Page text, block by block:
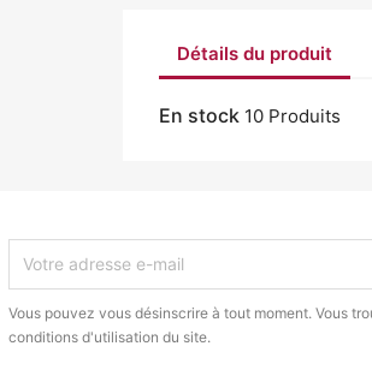
Détails du produit
En stock 10 Produits
Vous pouvez vous désinscrire à tout moment. Vous
conditions d'utilisation du site.